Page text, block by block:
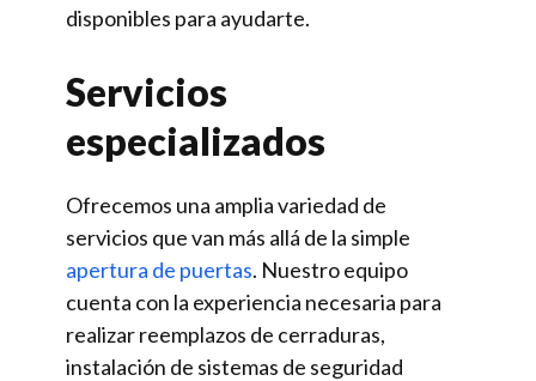
disponibles para ayudarte.
Servicios
especializados
Ofrecemos una amplia variedad de
servicios que van más allá de la simple
apertura de puertas. Nuestro equipo
cuenta con la experiencia necesaria para
realizar reemplazos de cerraduras,
instalación de sistemas de seguridad